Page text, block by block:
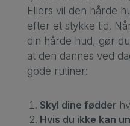
Ellers vil den hårde
efter et stykke tid.
din hårde hud, gør
at den dannes ved
gode rutiner:
Skyl dine fødder
Hvis du ikke kan